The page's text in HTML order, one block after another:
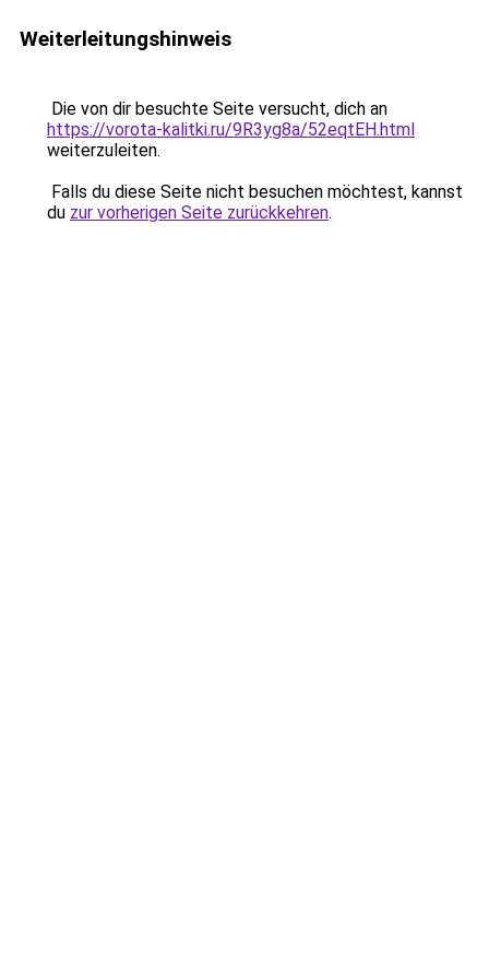
Weiterleitungshinweis
Die von dir besuchte Seite versucht, dich an
https://vorota-kalitki.ru/9R3yg8a/52eqtEH.html
weiterzuleiten.
Falls du diese Seite nicht besuchen möchtest, kannst
du zur vorherigen Seite zurückkehren.